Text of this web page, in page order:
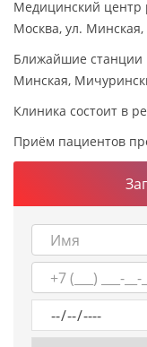
Медицинский центр
Москва, ул. Минская,
Ближайшие станции
Минская,
Клиника состоит в
Приём пациентов